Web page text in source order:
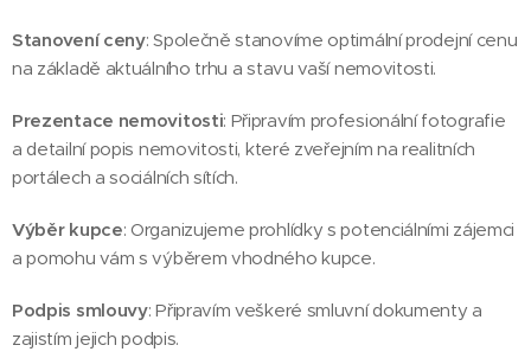
Stanovení ceny: Společně stanovíme optimální prodejní cenu
na základě aktuálního trhu a stavu vaší nemovitosti.
Prezentace nemovitosti: Připravím profesionální fotografie
a detailní popis nemovitosti, které zveřejním na realitních
portálech a sociálních sítích.
Výběr kupce: Organizujeme prohlídky s potenciálními zájemci
a pomohu vám s výběrem vhodného kupce.
Podpis smlouvy: Připravím veškeré smluvní dokumenty a
zajistím jejich podpis.